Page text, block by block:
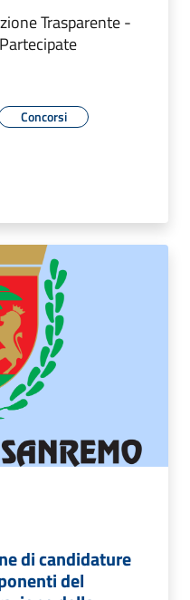
Trasparente -
Concorsi
di candidature
del